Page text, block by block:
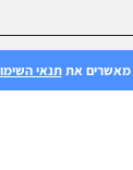
מאשרים אתתנאי